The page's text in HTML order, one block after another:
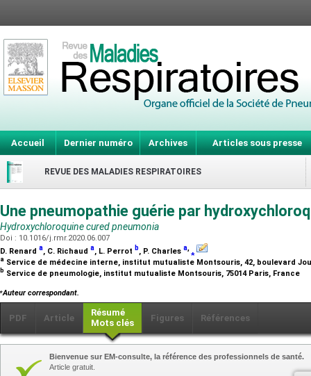
Accueil Dernier numéro Archives Articles sous presse
REVUE DES MALADIES RESPIRATOIRES
Une pneumopathie guérie par
Hydroxychloroquine cured pneumonia
Doi : 10.1016/j.rmr.2020.06.007
D. Renard a, C. Richaud a, L. Perrot b, P. Charles a,⁎
a Service de médecine interne, institut mutualiste Montsouris, 42, boulevard
b Service de pneumologie, institut mutualiste Montsouris, 75014 Paris, France
⁎Auteur correspondant.
PDF Article
Résumé
Mots clés
Figures Références
Bienvenue sur EM-consulte, la référence des professionnels de santé.
Article gratuit.